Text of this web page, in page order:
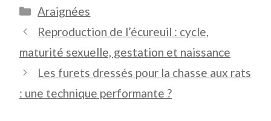
Catégories
Araignées
Reproduction de l’écureuil : cycle,
maturité sexuelle, gestation et naissance
Les furets dressés pour la chasse aux rats
: une technique performante ?